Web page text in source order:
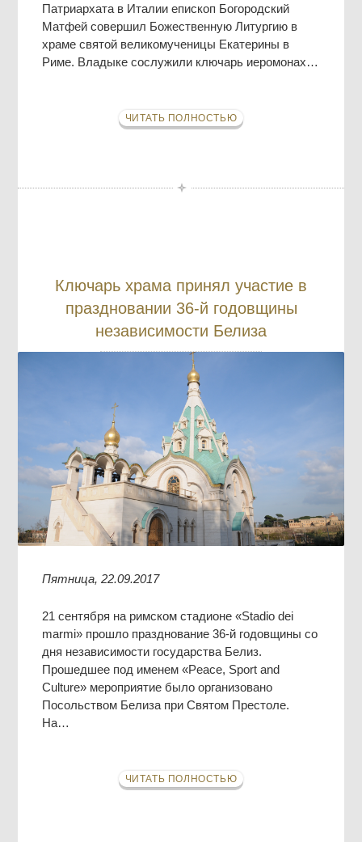
Патриархата в Италии епископ Богородский
Матфей совершил Божественную Литургию в
храме святой великомученицы Екатерины в
Риме. Владыке сослужили ключарь иеромонах…
ЧИТАТЬ ПОЛНОСТЬЮ
Ключарь храма принял участие в
праздновании 36-й годовщины
независимости Белиза
Пятница, 22.09.2017
21 сентября на римском стадионе «Stadio dei
marmi» прошло празднование 36-й годовщины со
дня независимости государства Белиз.
Прошедшее под именем «Peace, Sport and
Culture» мероприятие было организовано
Посольством Белиза при Святом Престоле.
На…
ЧИТАТЬ ПОЛНОСТЬЮ